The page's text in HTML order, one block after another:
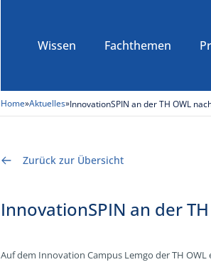
Wissen Fachthemen
Home»Aktuelles»InnovationSPIN an der TH OWL
Zurück zur Übersicht
InnovationSPIN an der
Auf dem Innovation Campus Lemgo der TH